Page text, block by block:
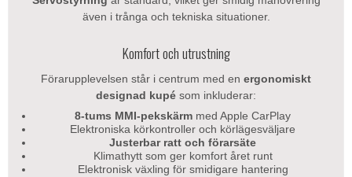
även i trånga och tekniska situationer.
Komfort och utrustning
Förarupplevelsen står i centrum med en ergonomiskt
designad kupé som inkluderar:
8-tums MMI-pekskärm med Apple CarPlay
Elektroniska körkontroller och körlägesväljare
Justerbar ratt och förarsäte
Klimathytt som ger komfort året runt
Elektronisk växling för smidigare hantering